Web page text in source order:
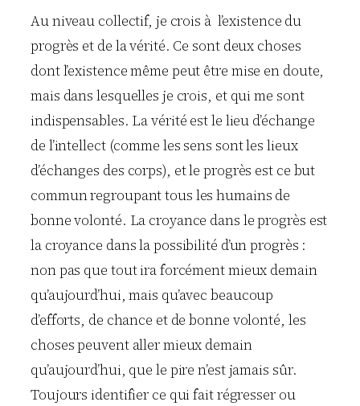
Au niveau collectif, je crois à l’existence du
progrès et de la vérité. Ce sont deux choses
dont l’existence même peut être mise en doute,
mais dans lesquelles je crois, et qui me sont
indispensables. La vérité est le lieu d’échange
de l’intellect (comme les sens sont les lieux
d’échanges des corps), et le progrès est ce but
commun regroupant tous les humains de
bonne volonté. La croyance dans le progrès est
la croyance dans la possibilité d’un progrès :
non pas que tout ira forcément mieux demain
qu’aujourd’hui, mais qu’avec beaucoup
d’efforts, de chance et de bonne volonté, les
choses peuvent aller mieux demain
qu’aujourd’hui, que le pire n’est jamais sûr.
Toujours identifier ce qui fait régresser ou